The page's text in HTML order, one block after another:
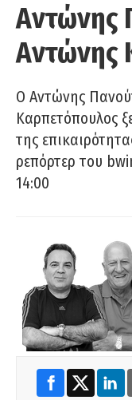
Αντώνης
Αντώνης
Ο Αντώνης
Καρπετόπουλος
της
ρεπόρτερ του
14:00